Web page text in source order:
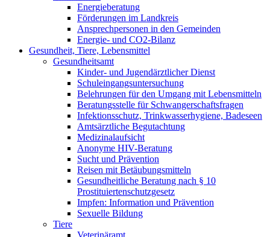
Energieberatung
Förderungen im Landkreis
Ansprechpersonen in den Gemeinden
Energie- und CO2-Bilanz
Gesundheit, Tiere, Lebensmittel
Gesundheitsamt
Kinder- und Jugendärztlicher Dienst
Schuleingangsuntersuchung
Belehrungen für den Umgang mit Lebensmitteln
Beratungsstelle für Schwangerschaftsfragen
Infektionsschutz, Trinkwasserhygiene, Badeseen
Amtsärztliche Begutachtung
Medizinalaufsicht
Anonyme HIV-Beratung
Sucht und Prävention
Reisen mit Betäubungsmitteln
Gesundheitliche Beratung nach § 10
Prostituiertenschutzgesetz
Impfen: Information und Prävention
Sexuelle Bildung
Tiere
Veterinäramt